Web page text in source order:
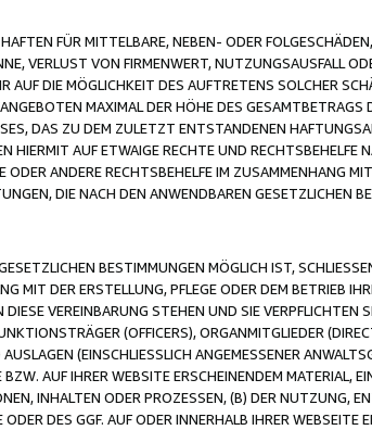
FÜR MITTELBARE, NEBEN- ODER
VERLUST VON FIRMENWERT, NUTZUNGSAUSFALL
DIE MÖGLICHKEIT DES AUFTRETENS SOLCHER
MAXIMAL DER HÖHE DES GESAMTBETRAGS
DAS ZU DEM ZULETZT ENTSTANDENEN
HIERMIT AUF ETWAIGE RECHTE UND RECHTSBEHELFE
ANDERE RECHTSBEHELFE IM ZUSAMMENHANG
DIE NACH DEN ANWENDBAREN GESETZLICHEN
BESTIMMUNGEN MÖGLICH IST,
DER ERSTELLUNG, PFLEGE ODER DEM BETRIEB
VEREINBARUNG STEHEN UND SIE VERPFLICHTEN
(OFFICERS), ORGANMITGLIEDER
(EINSCHLIESSLICH ANGEMESSENER
AUF IHRER WEBSITE ERSCHEINENDEM MATERIAL,
INHALTEN ODER PROZESSEN, (B) DER NUTZUNG,
DES GGF. AUF ODER INNERHALB IHRER WEBSEITE